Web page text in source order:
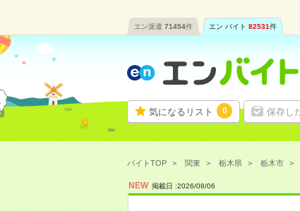
エン派遣 71454件 エン バイト 82531件
気になるリスト 0 保存し
バイトTOP 関東 栃木県 栃木市
NEW 掲載日 :2026/08/06